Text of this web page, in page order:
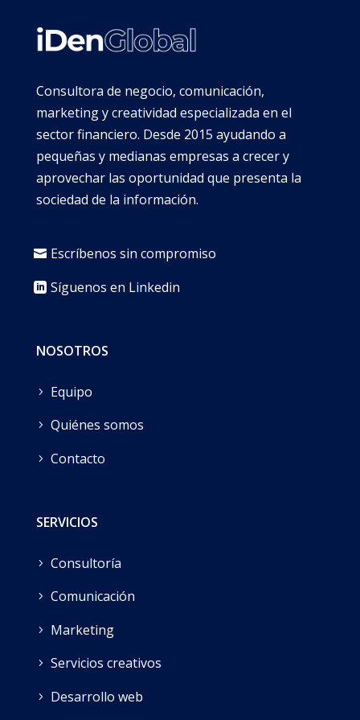
Consultora de negocio, comunicación,
marketing y creatividad especializada en el
sector financiero. Desde 2015 ayudando a
pequeñas y medianas empresas a crecer y
aprovechar las oportunidad que presenta la
sociedad de la información.
Escríbenos sin compromiso
Síguenos en Linkedin
NOSOTROS
Equipo
Quiénes somos
Contacto
SERVICIOS
Consultoría
Comunicación
Marketing
Servicios creativos
Desarrollo web